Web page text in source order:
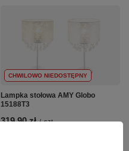
CHWILOWO NIEDOSTĘPNY
Lampka stołowa AMY Globo
15188T3
319,90 zł / szt.